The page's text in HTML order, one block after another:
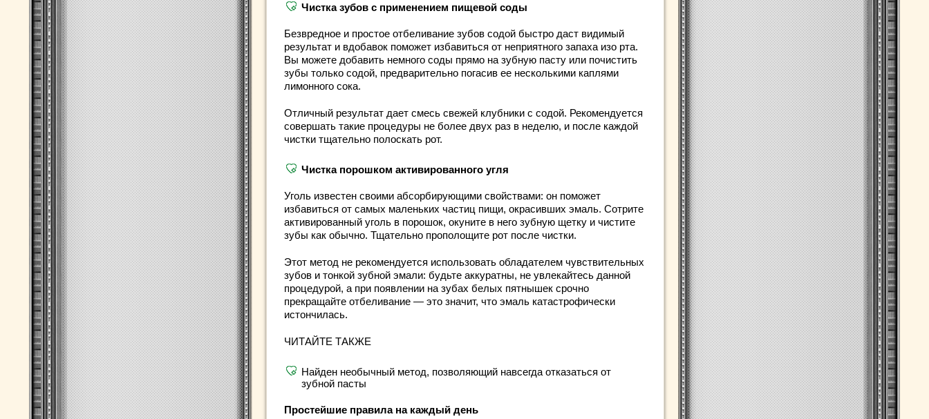
Чистка зубов с применением пищевой соды
Безвредное и простое отбеливание зубов содой быстро даст видимый
результат и вдобавок поможет избавиться от неприятного запаха изо рта.
Вы можете добавить немного соды прямо на зубную пасту или почистить
зубы только содой, предварительно погасив ее несколькими каплями
лимонного сока.
Отличный результат дает смесь свежей клубники с содой. Рекомендуется
совершать такие процедуры не более двух раз в неделю, и после каждой
чистки тщательно полоскать рот.
Чистка порошком активированного угля
Уголь известен своими абсорбирующими свойствами: он поможет
избавиться от самых маленьких частиц пищи, окрасивших эмаль. Сотрите
активированный уголь в порошок, окуните в него зубную щетку и чистите
зубы как обычно. Тщательно прополощите рот после чистки.
Этот метод не рекомендуется использовать обладателем чувствительных
зубов и тонкой зубной эмали: будьте аккуратны, не увлекайтесь данной
процедурой, а при появлении на зубах белых пятнышек срочно
прекращайте отбеливание — это значит, что эмаль катастрофически
истончилась.
ЧИТАЙТЕ ТАКЖЕ
Найден необычный метод, позволяющий навсегда отказаться от
зубной пасты
Простейшие правила на каждый день